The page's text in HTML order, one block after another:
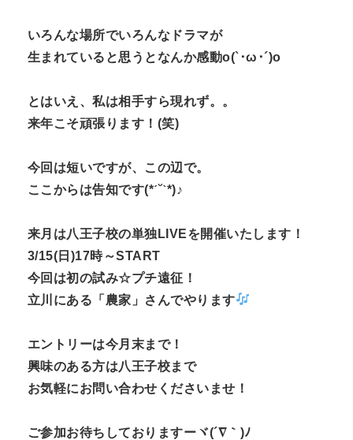
いろんな場所でいろんなドラマが
生まれていると思うとなんか感動o(`･ω･´)o
とはいえ、私は相手すら現れず。。
来年こそ頑張ります！(笑)
今回は短いですが、この辺で。
ここからは告知です(*ˊ˘ˋ*)♪
来月は八王子校の単独LIVEを開催いたします！
3/15(日)17時～START
今回は初の試み☆プチ遠征！
立川にある「農家」さんでやります
エントリーは今月末まで！
興味のある方は八王子校まで
お気軽にお問い合わせくださいませ！
ご参加お待ちしておりますーヾ(´∇｀)ﾉ